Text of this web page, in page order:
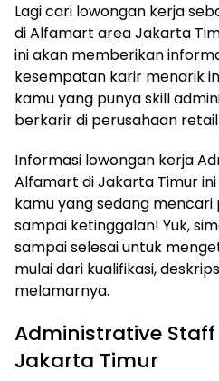
Lagi cari lowongan kerja
di Alfamart area Jakarta
ini akan memberikan
kesempatan karir menarik
kamu yang punya skill
berkarir di perusahaan
Informasi lowongan kerja
Alfamart di Jakarta Timur
kamu yang sedang mencari
sampai ketinggalan! Yuk,
sampai selesai untuk
mulai dari kualifikasi,
melamarnya.
Administrative
Jakarta Timur